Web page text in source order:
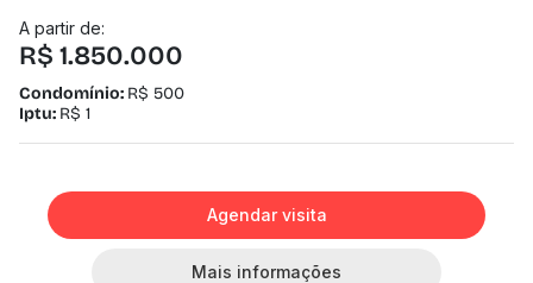
A partir de:
R$ 1.850.000
Condomínio: R$ 500
Iptu: R$ 1
Agendar visita
Mais informações